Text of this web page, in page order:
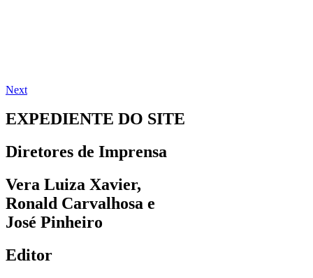
Next
EXPEDIENTE DO SITE
Diretores de Imprensa
Vera Luiza Xavier,
Ronald Carvalhosa e
José Pinheiro
Editor